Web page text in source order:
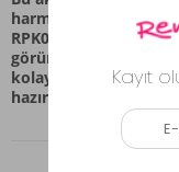
harmanlanabilecek
RPK004-Haki
görünümü bir araya
kolayca adapte
hazırlandı.